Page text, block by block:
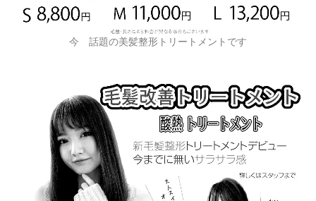
今 話題の美髪整形トリートメントです